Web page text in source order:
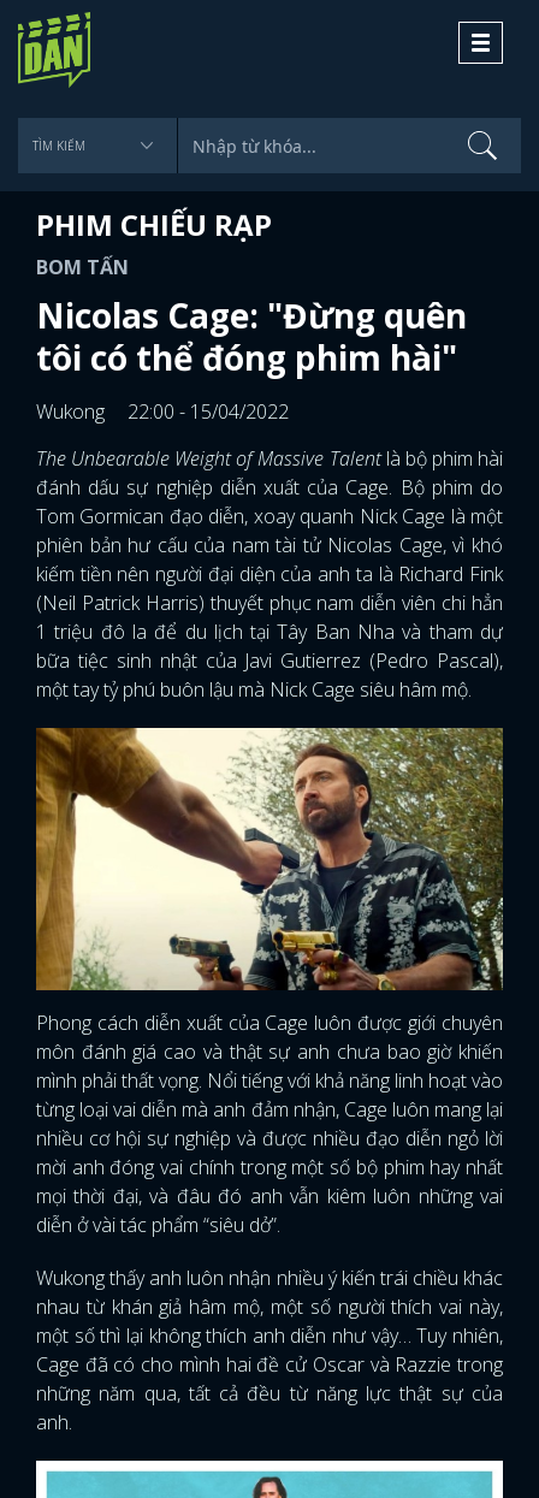
Toggle
PHIM CHIẾU RẠP
BOM TẤN
Nicolas Cage: "Đừng quên
tôi có thể đóng phim hài"
Wukong
22:00 - 15/04/2022
The Unbearable Weight of Massive Talentlà bộ phim hài
đánh dấu sự nghiệp diễn xuất của Cage. Bộ phim do
Tom Gormican đạo diễn, xoay quanh Nick Cage là một
phiên bản hư cấu của nam tài tử Nicolas Cage, vì khó
kiếm tiền nên người đại diện của anh ta là Richard Fink
(Neil Patrick Harris) thuyết phục nam diễn viên chi hẳn
1 triệu đô la để du lịch tại Tây Ban Nha và tham dự
bữa tiệc sinh nhật của Javi Gutierrez (Pedro Pascal),
một tay tỷ phú buôn lậu mà Nick Cage siêu hâm mộ.
Phong cách diễn xuất của Cage luôn được giới chuyên
môn đánh giá cao và thật sự anh chưa bao giờ khiến
mình phải thất vọng. Nổi tiếng với khả năng linh hoạt vào
từng loại vai diễn mà anh đảm nhận, Cage luôn mang lại
nhiều cơ hội sự nghiệp và được nhiều đạo diễn ngỏ lời
mời anh đóng vai chính trong một số bộ phim hay nhất
mọi thời đại, và đâu đó anh vẫn kiêm luôn những vai
diễn ở vài tác phẩm “siêu dở”.
Wukong thấy anh luôn nhận nhiều ý kiến trái chiều khác
nhau từ khán giả hâm mộ, một số người thích vai này,
một số thì lại không thích anh diễn như vậy… Tuy nhiên,
Cage đã có cho mình hai đề cử Oscar và Razzie trong
những năm qua, tất cả đều từ năng lực thật sự của
anh.